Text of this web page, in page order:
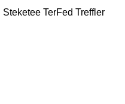
Steketee TerFed Treffler